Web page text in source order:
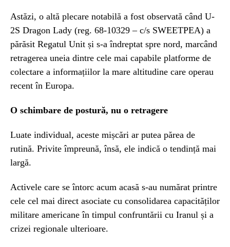
Astăzi, o altă plecare notabilă a fost observată când U-
2S Dragon Lady (reg. 68-10329 – c/s SWEETPEA) a
părăsit Regatul Unit și s-a îndreptat spre nord, marcând
retragerea uneia dintre cele mai capabile platforme de
colectare a informațiilor la mare altitudine care operau
recent în Europa.
O schimbare de postură, nu o retragere
Luate individual, aceste mișcări ar putea părea de
rutină. Privite împreună, însă, ele indică o tendință mai
largă.
Activele care se întorc acum acasă s-au numărat printre
cele cel mai direct asociate cu consolidarea capacităților
militare americane în timpul confruntării cu Iranul și a
crizei regionale ulterioare.